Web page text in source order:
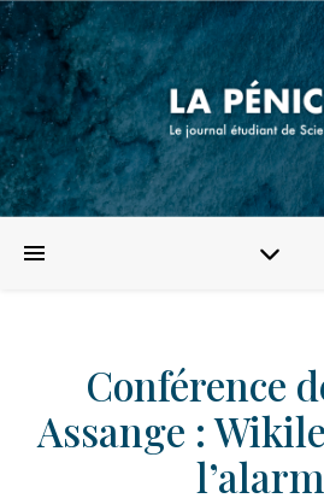
Conférence
Assange :